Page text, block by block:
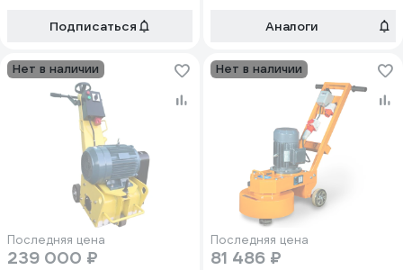
Подписаться Аналоги
Нет в наличии
Последняя цена
239 000 ₽
Нет в наличии
Последняя цена
81 486 ₽